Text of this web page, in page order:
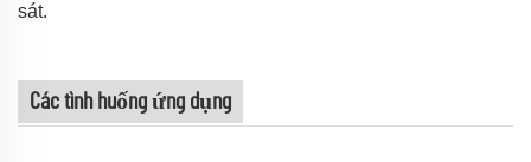
sát.
Các tình huống ứng dụng